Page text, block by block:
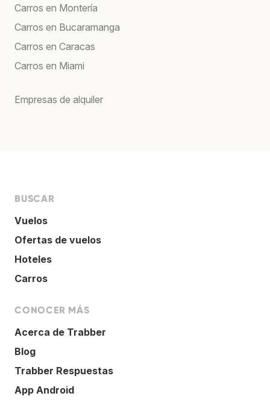
Carros en Montería
Carros en Bucaramanga
Carros en Caracas
Carros en Miami
Empresas de alquiler
BUSCAR
Vuelos
Ofertas de vuelos
Hoteles
Carros
CONOCER MÁS
Acerca de Trabber
Blog
Trabber Respuestas
App Android